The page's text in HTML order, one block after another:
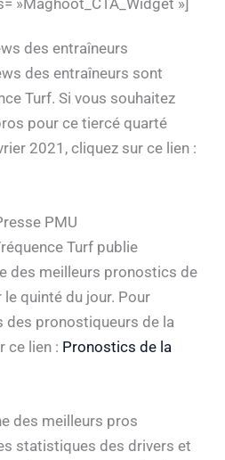
»Maghoot_CTA_Widget »]
des entraîneurs
des entraîneurs sont
Turf. Si vous souhaitez
pour ce tiercé quarté
2021, cliquez sur ce lien :
PMU
Turf publie
des meilleurs pronostics de
quinté du jour. Pour
pronostiqueurs de la
ce lien : Pronostics de la
des meilleurs pros
statistiques des drivers et